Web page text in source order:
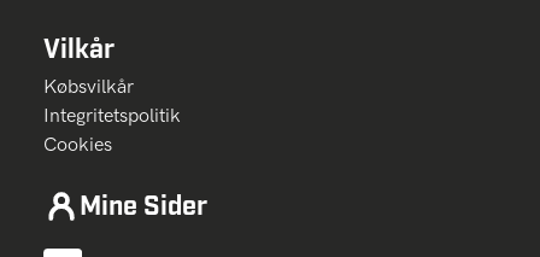
Vilkår
Købsvilkår
Integritetspolitik
Cookies
Mine Sider